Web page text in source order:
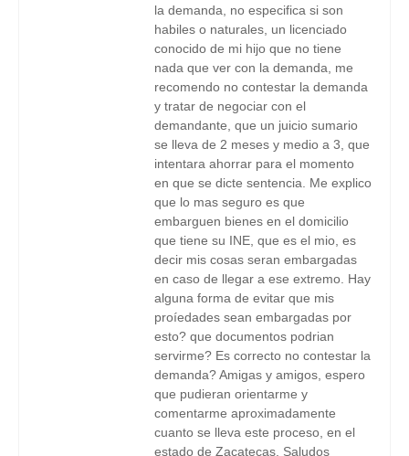
la demanda, no especifica si son
habiles o naturales, un licenciado
conocido de mi hijo que no tiene
nada que ver con la demanda, me
recomendo no contestar la demanda
y tratar de negociar con el
demandante, que un juicio sumario
se lleva de 2 meses y medio a 3, que
intentara ahorrar para el momento
en que se dicte sentencia. Me explico
que lo mas seguro es que
embarguen bienes en el domicilio
que tiene su INE, que es el mio, es
decir mis cosas seran embargadas
en caso de llegar a ese extremo. Hay
alguna forma de evitar que mis
proíedades sean embargadas por
esto? que documentos podrian
servirme? Es correcto no contestar la
demanda? Amigas y amigos, espero
que pudieran orientarme y
comentarme aproximadamente
cuanto se lleva este proceso, en el
estado de Zacatecas. Saludos